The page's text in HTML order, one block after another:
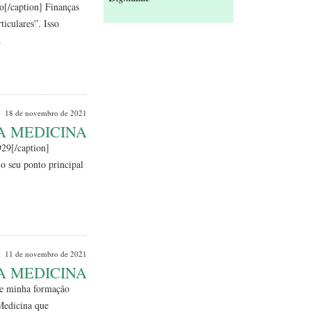
caption] Finanças
Isso
18 de novembro de 2021
MEDICINA
caption]
seu ponto principal
11 de novembro de 2021
MEDICINA
minha formação
que